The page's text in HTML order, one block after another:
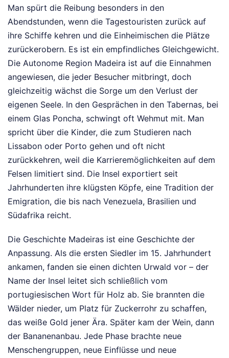
Man spürt die Reibung besonders in den
Abendstunden, wenn die Tagestouristen zurück auf
ihre Schiffe kehren und die Einheimischen die Plätze
zurückerobern. Es ist ein empfindliches Gleichgewicht.
Die Autonome Region Madeira ist auf die Einnahmen
angewiesen, die jeder Besucher mitbringt, doch
gleichzeitig wächst die Sorge um den Verlust der
eigenen Seele. In den Gesprächen in den Tabernas, bei
einem Glas Poncha, schwingt oft Wehmut mit. Man
spricht über die Kinder, die zum Studieren nach
Lissabon oder Porto gehen und oft nicht
zurückkehren, weil die Karrieremöglichkeiten auf dem
Felsen limitiert sind. Die Insel exportiert seit
Jahrhunderten ihre klügsten Köpfe, eine Tradition der
Emigration, die bis nach Venezuela, Brasilien und
Südafrika reicht.
Die Geschichte Madeiras ist eine Geschichte der
Anpassung. Als die ersten Siedler im 15. Jahrhundert
ankamen, fanden sie einen dichten Urwald vor – der
Name der Insel leitet sich schließlich vom
portugiesischen Wort für Holz ab. Sie brannten die
Wälder nieder, um Platz für Zuckerrohr zu schaffen,
das weiße Gold jener Ära. Später kam der Wein, dann
der Bananenanbau. Jede Phase brachte neue
Menschengruppen, neue Einflüsse und neue